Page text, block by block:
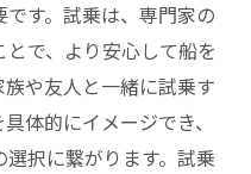
す。試乗は、専門家の
で、より安心して船を
や友人と一緒に試乗す
体的にイメージでき、
択に繋がります。試乗